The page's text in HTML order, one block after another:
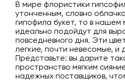
В мире флористики
утонченным, словно
гипофила букет, то в нашем
идеально подойдут для
повседневного дня. Эти
легкие, почти невесомые, и
Представьте: вы дарите
пространство мягким
надежных поставщиков,